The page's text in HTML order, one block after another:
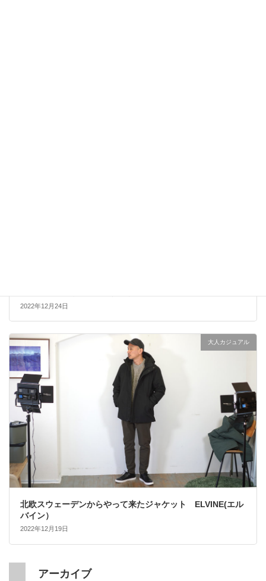
2022年12月24日
大人カジュアル
北欧スウェーデンからやって来たジャケット ELVINE(エル
バイン）
2022年12月19日
アーカイブ